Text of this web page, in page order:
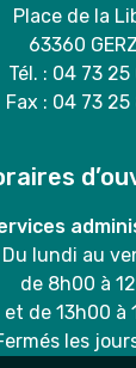
Place de la
63360
Tél. : 04 73 25
Fax : 04 73 25
Du lundi au
de 8h00 à
et de 13h00 à
les